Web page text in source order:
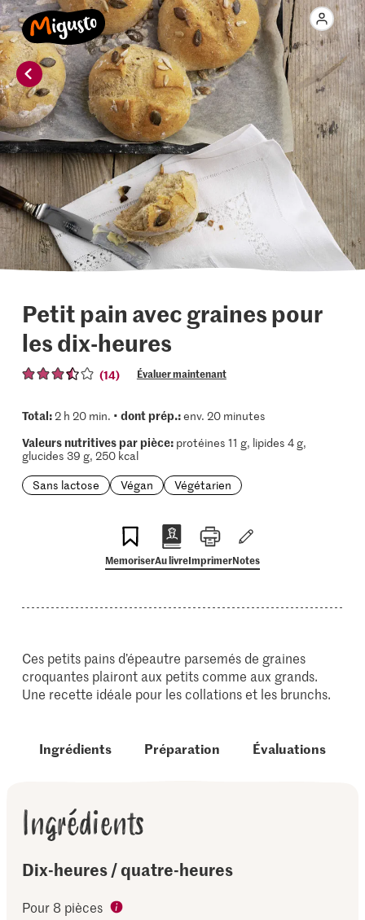
Petit pain avec graines pour
les dix-heures
(14) Évaluer maintenant
Total:2 h 20 min. • dont prép.:env. 20 minutes
Valeurs nutritives par pièce:protéines 11 g, lipides 4 g,
glucides 39 g, 250 kcal
Sans lactose
Végan Végétarien
MemoriserAu livreImprimerNotes
Ces petits pains d’épeautre parsemés de graines
croquantes plairont aux petits comme aux grands.
Une recette idéale pour les collations et les brunchs.
Ingrédients Préparation Évaluations
Ingrédients
Dix-heures / quatre-heures
Pour 8 pièces